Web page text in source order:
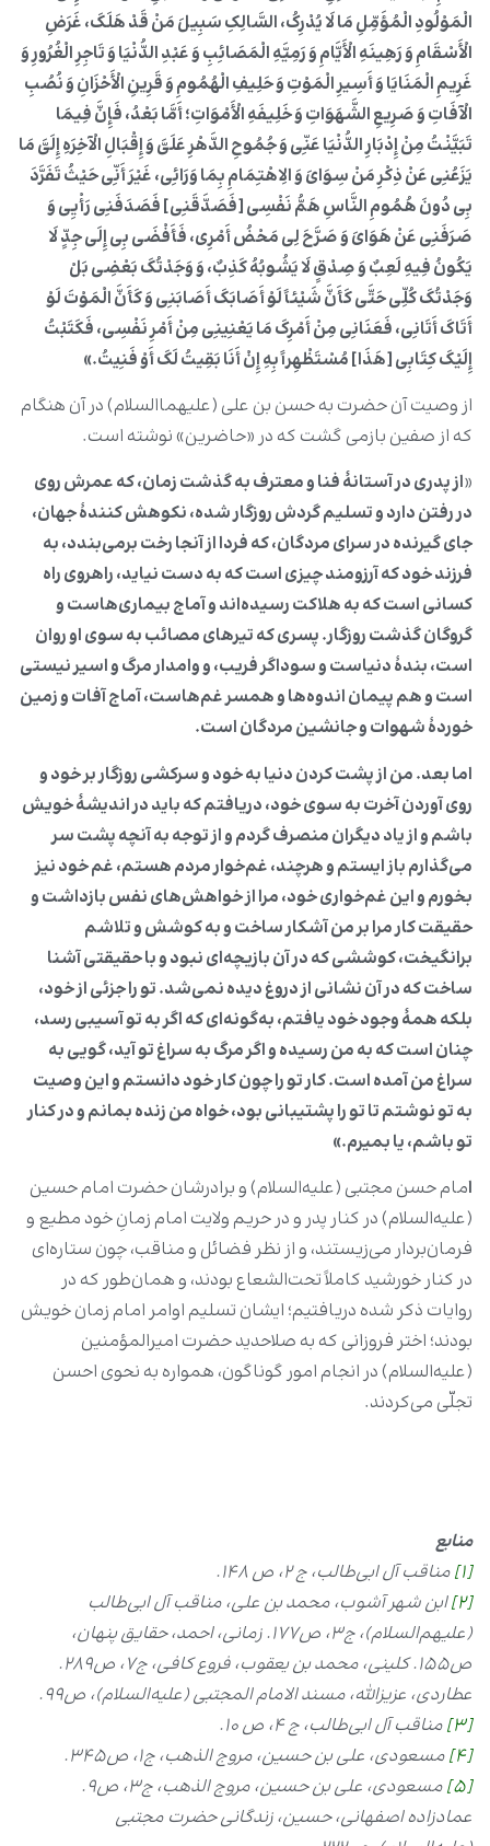
الْمَوْلُودِ الْمُؤَمِّلِ مَا لَا یُدْرِکُ، السَّالِکِ سَبِیلَ مَنْ قَدْ هَلَکَ، غَرَضِ
الْأَسْقَامِ وَ رَهِینَهِ الْأَیَّامِ وَ رَمِیَّهِ الْمَصَائِبِ وَ عَبْدِ الدُّنْیَا وَ تَاجِرِ الْغُرُورِ وَ
غَرِیمِ الْمَنَایَا وَ أَسِیرِ الْمَوْتِ وَ حَلِیفِ الْهُمُومِ وَ قَرِینِ الْأَحْزَانِ وَ نُصُبِ
الْآفَاتِ وَ صَرِیعِ الشَّهَوَاتِ وَ خَلِیفَهِ الْأَمْوَاتِ؛ أَمَّا بَعْدُ، فَإِنَّ فِیمَا
تَبَیَّنْتُ مِنْ إِدْبَارِ الدُّنْیَا عَنِّی وَ جُمُوحِ الدَّهْرِ عَلَیَّ وَ إِقْبَالِ الْآخِرَهِ إِلَیَّ مَا
یَزَعُنِی عَنْ ذِکْرِ مَنْ سِوَایَ وَ الِاهْتِمَامِ بِمَا وَرَائِی، غَیْرَ أَنِّی حَیْثُ تَفَرَّدَ
بِی دُونَ هُمُومِ النَّاسِ هَمُّ نَفْسِی [فَصَدَّقَنِی] فَصَدَفَنِی رَأْیِی وَ
صَرَفَنِی عَنْ هَوَایَ وَ صَرَّحَ لِی مَحْضُ أَمْرِی، فَأَفْضَى بِی إِلَى جِدٍّ لَا
یَکُونُ فِیهِ لَعِبٌ وَ صِدْقٍ لَا یَشُوبُهُ کَذِبٌ، وَ وَجَدْتُکَ بَعْضِی بَلْ
وَجَدْتُکَ کُلِّی حَتَّى کَأَنَّ شَیْئاً لَوْ أَصَابَکَ أَصَابَنِی وَ کَأَنَّ الْمَوْتَ لَوْ
أَتَاکَ أَتَانِی، فَعَنَانِی مِنْ أَمْرِکَ مَا یَعْنِینِی مِنْ أَمْرِ نَفْسِی، فَکَتَبْتُ
إِلَیْکَ کِتَابِی [هَذَا] مُسْتَظْهِراً بِهِ إِنْ أَنَا بَقِیتُ لَکَ أَوْ فَنِیتُ.»
از وصیت آن حضرت به حسن بن على (علیهماالسلام) در آن هنگام
که از صفین بازمى گشت که در «حاضرین» نوشته است.
«از پدرى در آستانۀ فنا و معترف به گذشت زمان، که عمرش روى
در رفتن دارد و تسلیم گردش روزگار شده، نکوهش کنندۀ جهان،
جاى گیرنده در سراى مردگان، که فردا از آنجا رخت برمى‌بندد، به
فرزند خود که آرزومند چیزى است که به دست نیاید، راهروی راه
کسانى است که به هلاکت رسیده‌‌اند و آماج بیماری‌هاست و
گروگان گذشت روزگار. پسرى که تیرهاى مصائب به سوى او روان
است، بندۀ دنیاست و سوداگر فریب، و وامدار مرگ و اسیر نیستى
است و هم پیمان اندوه‌ها و همسر غم‌هاست، آماج آفات و زمین
خوردۀ شهوات و جانشین مردگان است.
اما بعد. من از پشت کردن دنیا به خود و سرکشى روزگار بر خود و
روى آوردن آخرت به سوى خود، دریافتم که باید در اندیشۀ خویش
باشم و از یاد دیگران منصرف گردم و از توجه به آنچه پشت سر
مى‌گذارم باز ایستم و هرچند، غم‌خوار مردم هستم، غم خود نیز
بخورم و این غم‌خوارى خود، مرا از خواهش‌هاى نفس بازداشت و
حقیقت کار مرا بر من آشکار ساخت و به کوشش و تلاشم
برانگیخت، کوششى که در آن بازیچه‌اى نبود و با حقیقتى آشنا
ساخت که در آن نشانى از دروغ دیده نمى‌شد. تو را جزئى از خود،
بلکه همۀ وجود خود یافتم، به‌گونه‌اى که اگر به تو آسیبى رسد،
چنان است که به من رسیده و اگر مرگ به سراغ تو آید، گویى به
سراغ من آمده است. کار تو را چون کار خود دانستم و این وصیت
به تو نوشتم تا تو را پشتیبانى بود، خواه من زنده بمانم و در کنار
تو باشم، یا بمیرم.»
امام حسن مجتبی (علیه‌السلام) و برادرشان حضرت امام حسین
(علیه‌السلام) در کنار پدر و در حریم ولایت امام زمانِ خود مطیع و
فرمان‌بردار می‌‏زیستند، و از نظر فضائل و مناقب، چون ستاره‌ای
در کنار خورشید کاملاً تحت‌‏الشعاع بودند، و همان‌طور که در
روایات ذکر شده دریافتیم؛ ایشان تسلیم اوامر امام زمان خویش
بودند؛ اختر فروزانی که به صلاحدید حضرت امیرالمؤمنین
(علیه‌السلام) در انجام امور گوناگون، همواره به نحوی احسن
تجلّی می‌کردند.
منابع
[1] مناقب آل ابی‏‌طالب، ج ۲، ص ۱۴۸.
[2]
ابن شهر آشوب، محمد بن علی‌، مناقب آل ابی‌طالب
(علیهم‌السلام)، ج۳، ص۱۷۷. زمانی، احمد، حقایق پنهان،
ص۱۵۵. کلینی، محمد بن یعقوب، فروع کافی، ج۷، ص۲۸۹.
عطاردی، عزیزالله، مسند الامام المجتبی (علیه‌السلام)، ص۹۹.
[3]
مناقب آل ابی‏‌طالب، ج ۴، ص ۱۰.
[4]
مسعودی، علی بن حسین، مروج الذهب، ج۱، ص۳۴۵.
[5]
مسعودی، علی بن حسین، مروج الذهب، ج۳، ص۹.
عمادزاده اصفهانی، حسین، زندگانی حضرت مجتبی